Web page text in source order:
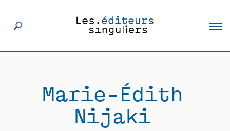
ÉditeursMarie-Édith
Nijaki